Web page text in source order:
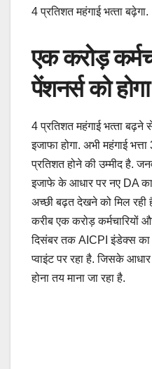
4 प्रत‍िशत महंगाई भत्‍ता बढ़ेगा.
एक करोड़
पेंशनर्स को
4 प्रत‍िशत महंगाई भत्‍ता बढ़ने
इजाफा होगा. अभी महंगाई
प्रत‍िशत होने की उम्‍मीद है.
इजाफे के आधार पर नए DA
अच्छी बढ़त देखने को मिल
करीब एक करोड़ कर्मचार‍ियों
द‍िसंबर तक AICPI इंडेक्‍स
प्‍वाइंट पर रहा है. ज‍िसके
होना तय माना जा रहा है.